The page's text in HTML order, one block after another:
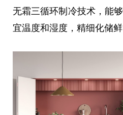
无霜三循环制冷技术，能
宜温度和湿度，精细化储鲜